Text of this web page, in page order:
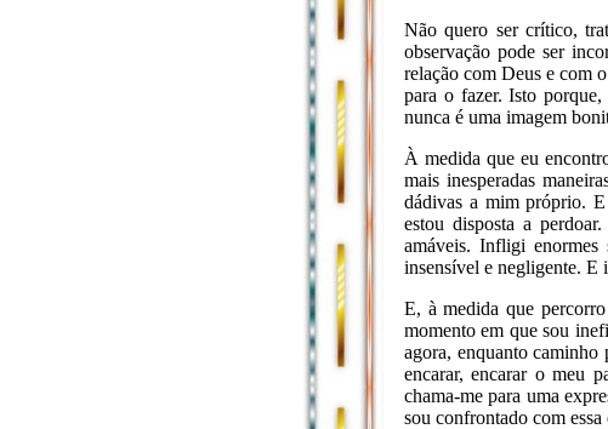
Não quero ser crítico,
observação pode ser
relação com Deus e com
para o fazer. Isto
nunca é uma imagem
À medida que eu
mais inesperadas
dádivas a mim próprio.
estou disposta a
amáveis. Infligi enormes
insensível e negligente. E
E, à medida que
momento em que sou
agora, enquanto
encarar, encarar o meu
chama-me para uma
sou confrontado com